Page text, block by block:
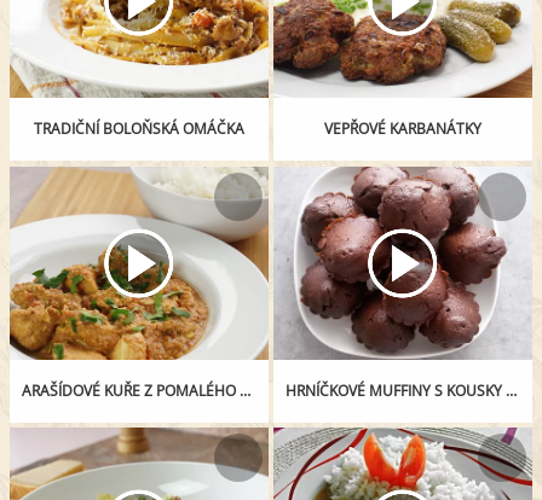
TRADIČNÍ BOLOŇSKÁ OMÁČKA VEPŘOVÉ KARBANÁTKY
ARAŠÍDOVÉ KUŘE Z POMALÉHO HRNCE HRNÍČKOVÉ MUFFINY S KOUSKY ČOKOLÁDY